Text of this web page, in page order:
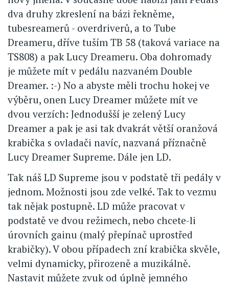
dva druhy zkreslení na bázi řekněme,
tubesreamerů - overdriverů, a to Tube
Dreameru, dříve tuším TB 58 (taková variace na
TS808) a pak Lucy Dreameru. Oba dohromady
je můžete mít v pedálu nazvaném Double
Dreamer. :-) No a abyste měli trochu hokej ve
výběru, onen Lucy Dreamer můžete mít ve
dvou verzích: Jednodušší je zelený Lucy
Dreamer a pak je asi tak dvakrát větší oranžová
krabička s ovladači navíc, nazvaná příznačně
Lucy Dreamer Supreme. Dále jen LD.
Tak náš LD Supreme jsou v podstatě tři pedály v
jednom. Možnosti jsou zde velké. Tak to vezmu
tak nějak postupně. LD může pracovat v
podstatě ve dvou režimech, nebo chcete-li
úrovních gainu (malý přepínač uprostřed
krabičky). V obou případech zní krabička skvěle,
velmi dynamicky, přirozeně a muzikálně.
Nastavit můžete zvuk od úplně jemného